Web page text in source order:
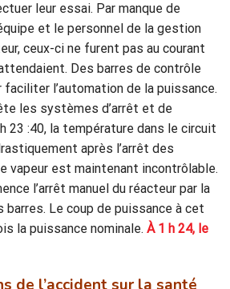
leur essai. Par manque de
et le personnel de la gestion
ceux-ci ne furent pas au courant
Des barres de contrôle
l’automation de la puissance.
les systèmes d’arrêt et de
23 :40, la température dans le circuit
après l’arrêt des
vapeur est maintenant incontrôlable.
l’arrêt manuel du réacteur par la
Le coup de puissance à cet
la puissance nominale. À 1 h 24, le